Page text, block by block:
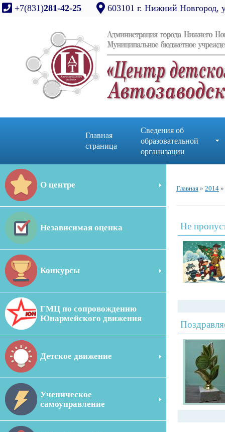
+7(831)281-42-25 603101 г. Нижний Новгород,
Главная
страница
Сведения об
образовательной
организации
О центре
Независимая оценка
Конкурсы
ГМЦ по сопровождению
Юнармейского движения
Детское движение
Ученическое
самоуправление
Главная » 2014 »
Не